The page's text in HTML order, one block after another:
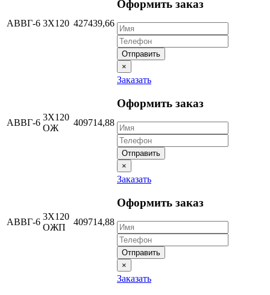
АВВГ-6 3Х120 427439,66
Оформить заказ
Отправить
×
АВВГ-6
3Х120
ОЖ
409714,88
Заказать
Оформить заказ
Отправить
×
АВВГ-6
3Х120
ОЖП
409714,88
Заказать
Оформить заказ
Отправить
×
Заказать